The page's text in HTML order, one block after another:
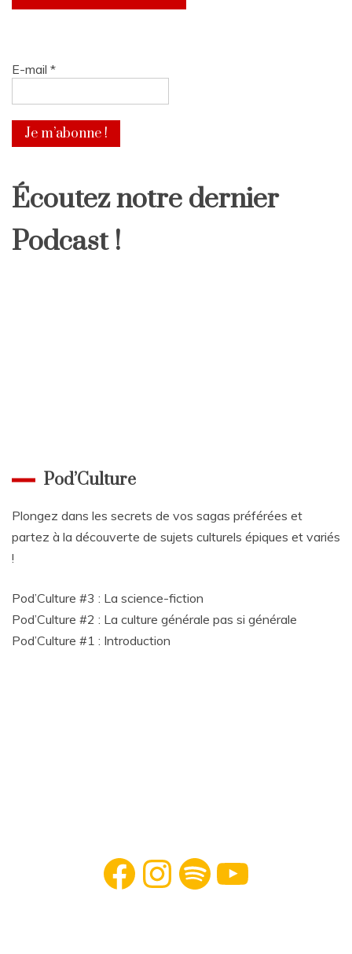
E-mail *
Écoutez notre dernier
Podcast !
Pod’Culture
Plongez dans les secrets de vos sagas préférées et
partez à la découverte de sujets culturels épiques et variés
!
Pod’Culture #3 : La science-fiction
Pod’Culture #2 : La culture générale pas si générale
Pod’Culture #1 : Introduction
Facebook InstagramSpotify YouTube